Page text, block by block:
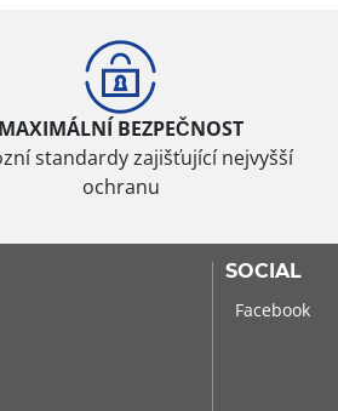
MAXIMÁLNÍ BEZPEČNOST
standardy zajišťující nejvyšší
ochranu
SOCIAL
Facebook